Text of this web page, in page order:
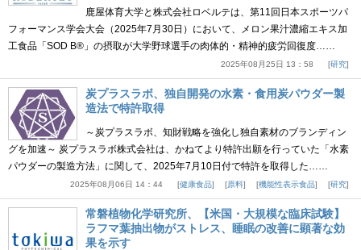
鹿屋体育大学と株式会社ロベルテは、第11回日本スポーツパ
フォーマンス学会大会（2025年7月30日）において、メロン果汁濃縮エキス加
工食品「SOD B®」の摂取が大学野球選手の肉体的・精神的疲労回復度……
2025年08月25日 13：58 研究
炭プラスラボ、独自開発の水素・食用炭パウダー製
造法で特許取得
～炭プラスラボ、知財戦略を強化し独自素材のブランディン
グを加速～ 炭プラスラボ株式会社は、かねてより特許出願を行っていた「水素
パウダーの製造方法」に関して、2025年7月10日付で特許を取得した……
2025年08月06日 14：44 健康食品 原料 機能性表示食品 研究
常磐植物化学研究所、【米国・大規模な臨床試験】
ラフマ葉抽出物がストレス、睡眠の改善に顕著な効
果を示す